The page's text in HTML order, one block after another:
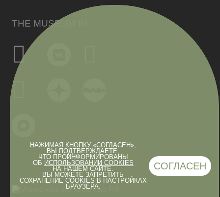
НАЖИМАЯ КНОПКУ «СОГЛАСЕН»,
ВЫ ПОДТВЕРЖДАЕТЕ,
ЧТО ПРОИНФОРМИРОВАНЫ
ОБ ИСПОЛЬЗОВАНИИ COOKIES
НА НАШЕМ САЙТЕ.
ВЫ МОЖЕТЕ ЗАПРЕТИТЬ
СОХРАНЕНИЕ COOKIES В НАСТРОЙКАХ
БРАУЗЕРА.
СОГЛАСЕН
THE MUSEUM IN